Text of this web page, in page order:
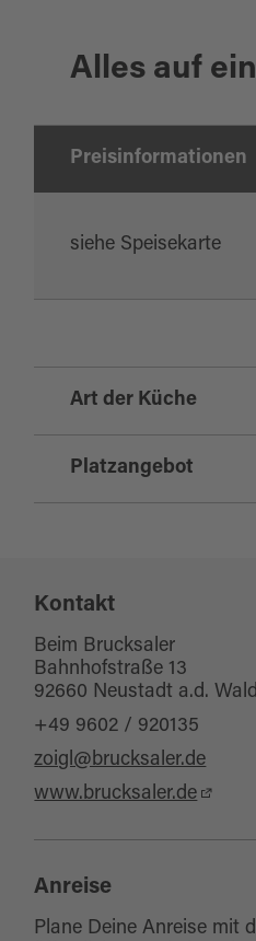
Alles auf
Preisinformationen
siehe Speisekarte
Biergarten
Zoiglstube
Gaststätte
Art der Küche
regionale Küche
Platzangebot
Sitzplätze
Kontakt
Beim Brucksaler
Bahnhofstraße 13
92660 Neustadt a.d.
+49 9602 / 920135
zoigl@brucksaler.de
www.brucksaler.de
Anreise
Plane Deine Anreise mit